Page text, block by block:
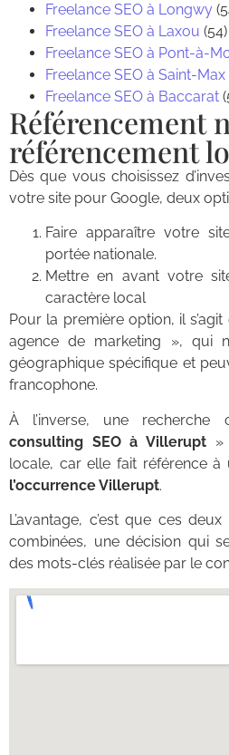
Freelance SEO à Longwy
Freelance SEO à Laxou (54)
Freelance SEO à Pont-à-
Freelance SEO à Saint-Max
Freelance SEO à Baccarat
Référencement
référencement
Dès que vous choisissez
votre site pour Google, deux
Faire apparaître votre
portée nationale.
Mettre en avant votre
caractère local
Pour la première option, il
agence de marketing », qui
géographique spécifique et
francophone.
À l’inverse, une recherche
consulting SEO à Villerupt »
locale, car elle fait référence à
l’occurrence Villerupt.
L’avantage, c’est que ces
combinées, une décision qui
des mots-clés réalisée par le